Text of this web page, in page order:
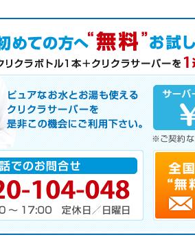
ペーン実施中！
。
えるクリクラサーバーを是非この機会にご
結構です。